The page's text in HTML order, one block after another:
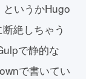
いうかHugo
絶しちゃう
で静的な
で書いてい